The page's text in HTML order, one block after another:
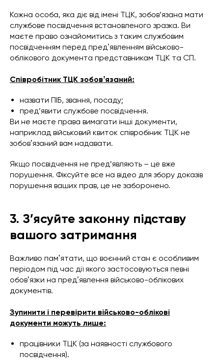
Кожна особа, яка діє від імені ТЦК, зобов’язана мати
службове посвідчення встановленого зразка. Ви
маєте право ознайомитись з таким службовим
посвідченням перед предʼявленням військово-
облікового документа представникам ТЦК та СП.
Співробітник ТЦК зобовʼязаний:
назвати ПІБ, звання, посаду;
пред’явити службове посвідчення.
Ви не маєте права вимагати інші документи,
наприклад військовий квиток співробіник ТЦК не
зобовʼязаний вам надавати.
Якщо посвідчення не пред’являють – це вже
порушення. Фіксуйте все на відео для збору доказів
порушення ваших прав, це не заборонено.
3. З’ясуйте законну підставу
вашого затримання
Важливо памʼятати, що воєнний стан є особливим
періодом під час дії якого застосовуються певні
обовʼязки на предʼявлення військово-облікових
документів.
Зупинити і перевірити військово-облікові
документи можуть лише:
працівники ТЦК (за наявності службового
посвідчення).